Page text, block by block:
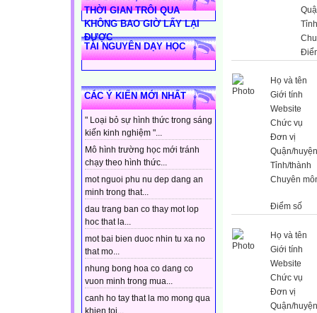
THỜI GIAN TRÔI QUA
KHÔNG BAO GIỜ LẤY LẠI
ĐƯỢC
TÀI NGUYÊN DẠY HỌC
CÁC Ý KIẾN MỚI NHẤT
" Loại bỏ sự hình thức trong sáng
kiến kinh nghiệm "...
Mô hình trường học mới tránh
chạy theo hình thức...
mot nguoi phu nu dep dang an
minh trong that...
dau trang ban co thay mot lop
hoc that la...
mot bai bien duoc nhin tu xa no
that mo...
nhung bong hoa co dang co
vuon minh trong mua...
canh ho tay that la mo mong qua
khien toi...
Họ và tên
Giới tính
Website
Chức vụ
Đơn vị
Quận/huyện
Tỉnh/thành
Chuyên
Điểm số
Họ và tên
Giới tính
Website
Chức vụ
Đơn vị
Quận/huyện